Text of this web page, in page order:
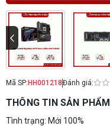
Mã SP: HH001218Đánh giá:
THÔNG TIN SẢN PHẨM
Tình trạng: Mới 100%